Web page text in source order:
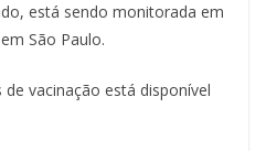
está sendo monitorada em
São Paulo.
vacinação está disponível